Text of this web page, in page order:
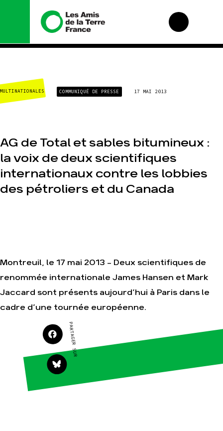
Nous connaître
Histoire
Valeurs
Équipes et
Le réseau dans le
monde
Total, rendez-vous
Mode : une
tendance
Gaz au
Mozambique, la
violence TOTAL(e)
Nos autres
Agir
Faire un don
S'engager sur le
Soutenir les
campagnes
Transmettre tout
ou partie de son
patrimoine
gratuitement les
guides éco-
Nos
thématiques
Climat – Énergie
CLIMAT-ÉNERGIE COMMUNIQUÉ DE PRESSE 17 MAI 2013
AG de Total et sables bitumineux :
la voix de deux scientifiques
internationaux contre les lobbies
des pétroliers et du Canada
Montreuil, le 17 mai 2013 – Deux scientifiques de
renommée internationale James Hansen et Mark
Jaccard sont présents aujourd’hui à Paris dans le
cadre d’une tournée européenne.
PARTAGER SUR